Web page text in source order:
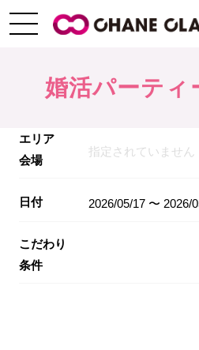
婚活パーティ
エリア
会場
指定されていません
日付 2026/05/17 〜 2026/
こだわり
条件